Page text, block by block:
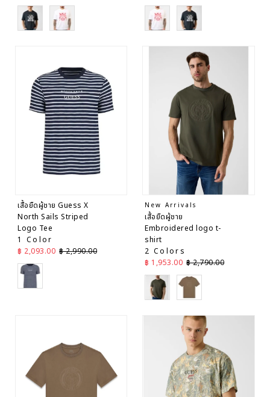
Black White White Black
เสื้อยืดผู้ชาย Guess X
North Sails Striped
Logo Tee
1 Color
ราคาลด
฿ 2,093.00 ราคาปกติ
฿ 2,990.00
Navy
New Arrivals
เสื้อยืดผู้ชาย
Embroidered logo t-
shirt
2 Colors
ราคาลด
฿ 1,953.00 ราคาปกติ
฿ 2,790.00
Green Brown